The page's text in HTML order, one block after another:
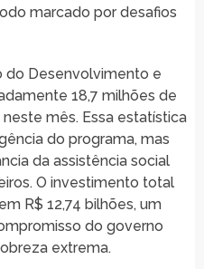
marcado por desafios
do Desenvolvimento e
18,7 milhões de
mês. Essa estatística
do programa, mas
da assistência social
O investimento total
R$ 12,74 bilhões, um
do governo
extrema.